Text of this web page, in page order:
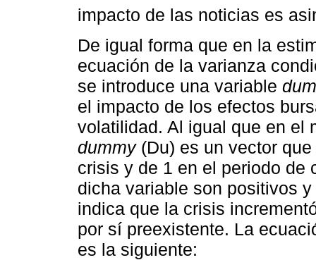
impacto de las noticias es
De igual forma que en la
ecuación de la varianza
se introduce una variable
el impacto de los efectos
volatilidad. Al igual que en el
dummy(Du) es un vector
crisis y de 1 en el periodo de
dicha variable son positivos
indica que la crisis
por sí preexistente. La
es la siguiente: